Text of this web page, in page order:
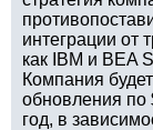
интеграции от
как IBM и BEA
Компания
обновления по
год, в